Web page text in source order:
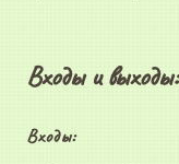
Входы и выходы:
Входы: